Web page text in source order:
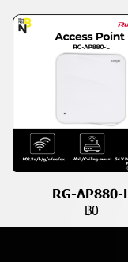
RG-AP880-L
฿0